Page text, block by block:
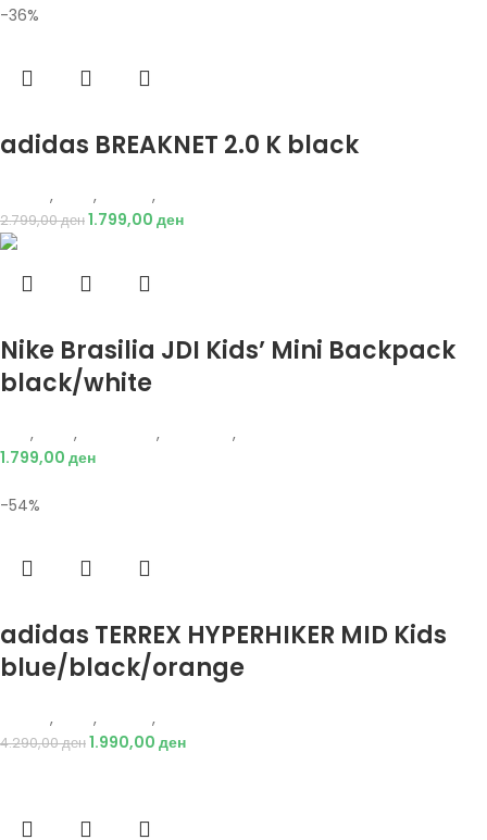
-36%
adidas BREAKNET 2.0 K black
, , ,
2.799,00ден1.799,00 ден
Nike Brasilia JDI Kids’ Mini Backpack
black/white
, , , ,
1.799,00 ден
-54%
adidas TERREX HYPERHIKER MID Kids
blue/black/orange
, , ,
4.290,00ден1.990,00 ден